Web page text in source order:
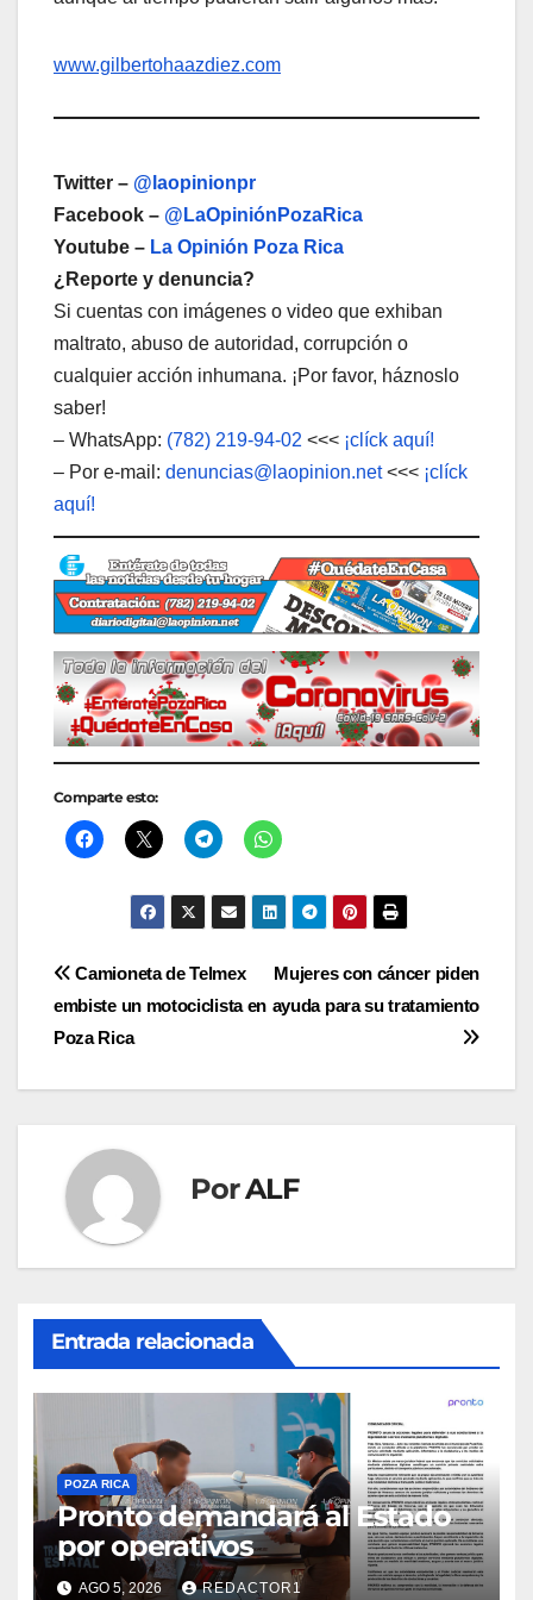
www.gilbertohaazdiez.com
Twitter – @laopinionpr
Facebook – @LaOpiniónPozaRica
Youtube – La Opinión Poza Rica
¿Reporte y denuncia?
Si cuentas con imágenes o video que exhiban
maltrato, abuso de autoridad, corrupción o
cualquier acción inhumana. ¡Por favor, háznoslo
saber!
– WhatsApp: (782) 219-94-02 <<< ¡clíck aquí!
– Por e-mail: denuncias@laopinion.net<<< ¡clíck
aquí!
Comparte esto:
Navegación
de
entradas
Mujeres con cáncer piden
ayuda para su tratamiento
Camioneta de Telmex
embiste un motociclista en
Poza Rica
PorALF
Entrada relacionada
POZA RICA
Pronto demandará al Estado
por operativos
AGO 5, 2026 REDACTOR1